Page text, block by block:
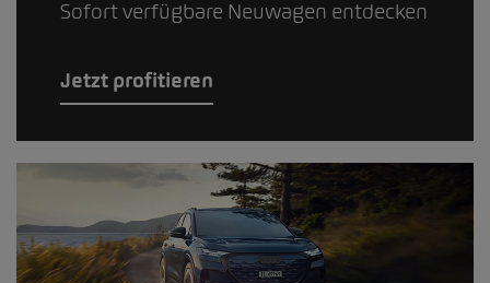
Sofort verfügbare Neuwagen entdecken
Jetzt profitieren